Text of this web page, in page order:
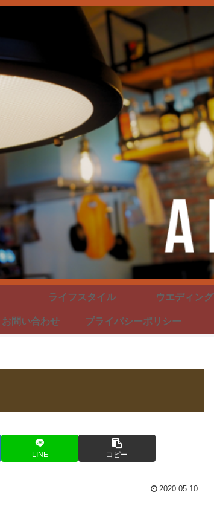
ライフスタイル ウエディング
お問い合わせ プライバシーポリシー
LINE コピー
2020.05.10